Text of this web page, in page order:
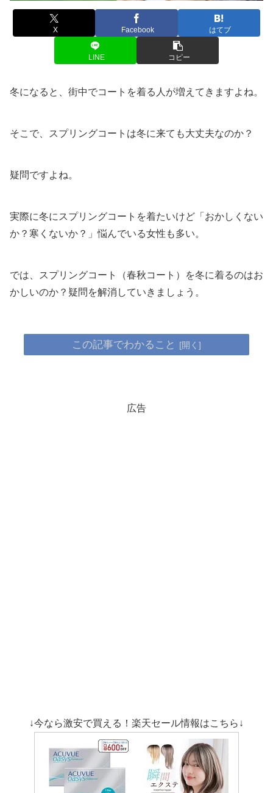
X Facebook はてブ
LINE コピー
冬になると、街中でコートを着る人が増えてきますよね。
そこで、スプリングコートは冬に来ても大丈夫なのか？
疑問ですよね。
実際に冬にスプリングコートを着たいけど「おかしくない
か？寒くないか？」悩んでいる女性も多い。
では、スプリングコート（春秋コート）を冬に着るのはお
かしいのか？疑問を解消していきましょう。
この記事でわかること
広告
↓今なら激安で買える！楽天セール情報はこちら↓